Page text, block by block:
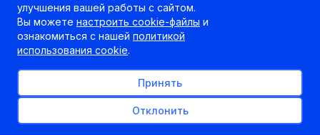
улучшения вашей работы с сайтом.
Вы можете настроить cookie-файлы и
ознакомиться с нашей политикой
использования cookie.
Принять
Отклонить